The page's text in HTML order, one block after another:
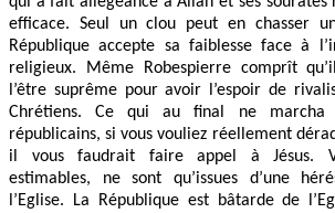
efficace. Seul un clou peut en chasser
République accepte sa faiblesse face à
religieux. Même Robespierre comprît
l’être suprême pour avoir l’espoir de
Chrétiens. Ce qui au final ne marcha
républicains, si vous vouliez réellement
il vous faudrait faire appel à Jésus.
estimables, ne sont qu’issues d’une
l’Eglise. La République est bâtarde de